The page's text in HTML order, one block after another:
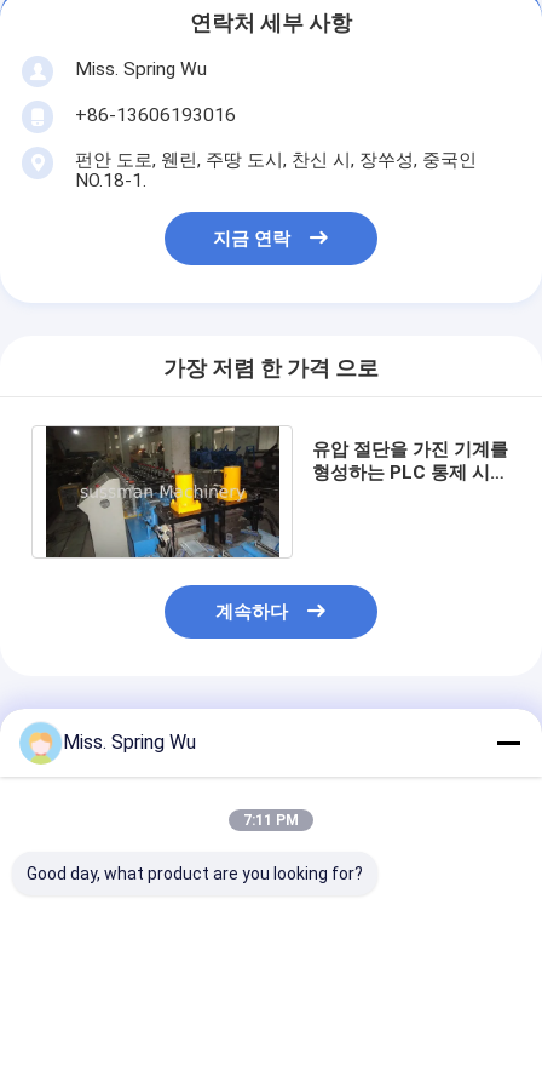
연락처 세부 사항
Miss. Spring Wu
+86-13606193016
펀안 도로, 웬린, 주땅 도시, 찬신 시, 장쑤성, 중국인
NO.18-1.
지금 연락
가장 저렴 한 가격 으로
유압 절단을 가진 기계를
형성하는 PLC 통제 시스
계속하다
추천된 제품
Miss. Spring Wu
7:11 PM
Good day, what product are you looking for?